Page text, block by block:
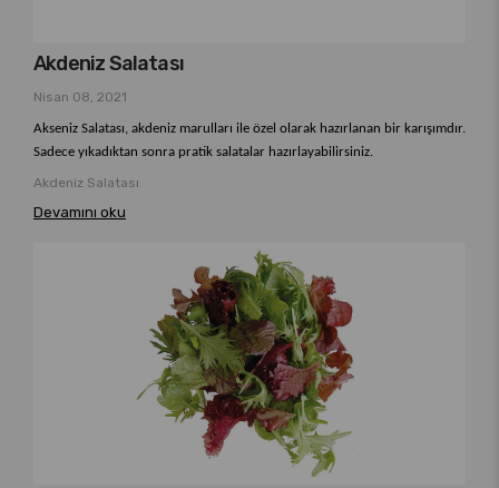
Akdeniz Salatası
Nisan 08, 2021
Akseniz Salatası, akdeniz marulları ile özel olarak hazırlanan bir karışımdır.
Sadece yıkadıktan sonra pratik salatalar hazırlayabilirsiniz.
Akdeniz Salatası
Devamını oku